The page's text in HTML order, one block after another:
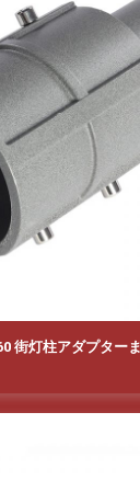
街灯柱アダプター